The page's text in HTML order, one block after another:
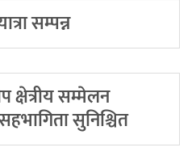
सम्पन्न
सम्मेलन
सुनिश्चित